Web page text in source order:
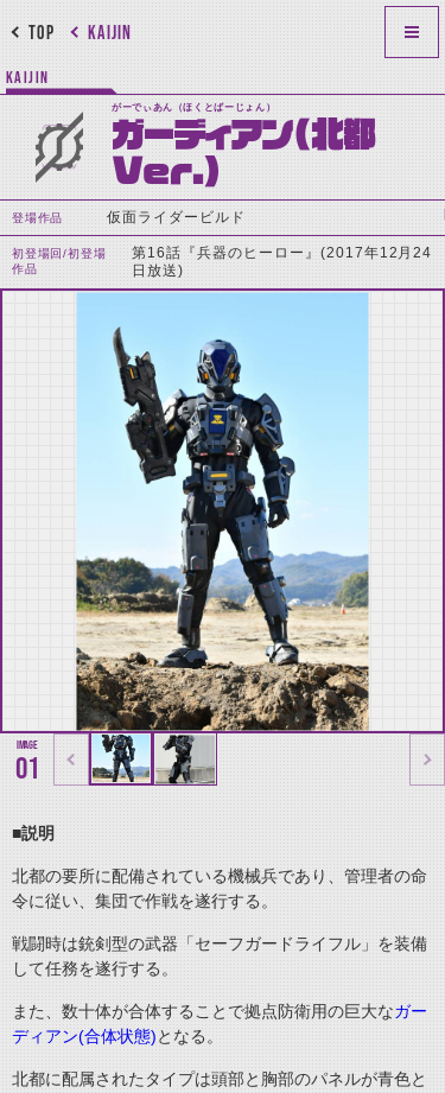
KAIJIN
TOP
KAIJIN
がーでぃあん（ほくとばーじょん）
ガーディアン(北都
Ver.)
登場作品 仮面ライダービルド
初登場回/初登場
作品
第16話『兵器のヒーロー』(2017年12月24
日放送)
01
■説明
北都の要所に配備されている機械兵であり、管理者の命
令に従い、集団で作戦を遂行する。
戦闘時は銃剣型の武器「セーフガードライフル」を装備
して任務を遂行する。
また、数十体が合体することで拠点防衛用の巨大なガー
ディアン(合体状態)となる。
北都に配属されたタイプは頭部と胸部のパネルが青色と